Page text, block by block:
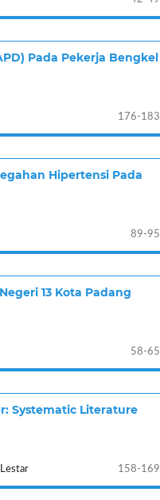
Pada Pekerja Bengkel
176-183
Hipertensi Pada
89-95
13 Kota Padang
58-65
Systematic Literature
158-169